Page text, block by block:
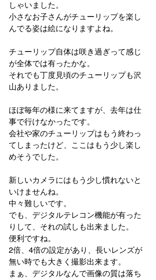
しゃいました。
小さなお子さんがチューリップを楽し
んでる姿は絵になりますよね。
チューリップ自体は咲き過ぎって感じ
が全体では有ったかな。
それでも丁度見頃のチューリップも沢
山ありました。
ほぼ毎年の様に来てますが、去年は仕
事で行けなかったです。
会社や家のチューリップはもう終わっ
てしまったけど、ここはもう少し楽し
めそうでした。
新しいカメラにはもう少し慣れないと
いけませんね。
中々難しいです。
でも、デジタルテレコン機能が有った
りして、それの試しも出来ました。
便利ですね。
2倍、4倍の設定があり、長いレンズが
無い時でも大きく撮影出来ます。
まぁ、デジタルなんで画像の質は落ち